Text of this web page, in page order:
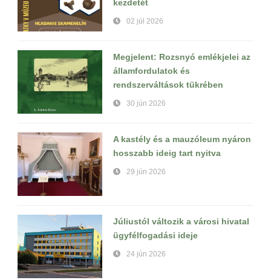
kezdetét
02 júl 2026
Megjelent: Rozsnyó emlékjelei az
államfordulatok és
rendszerváltások tükrében
30 jún 2026
A kastély és a mauzóleum nyáron
hosszabb ideig tart nyitva
29 jún 2026
Júliustól változik a városi hivatal
ügyfélfogadási ideje
24 jún 2026